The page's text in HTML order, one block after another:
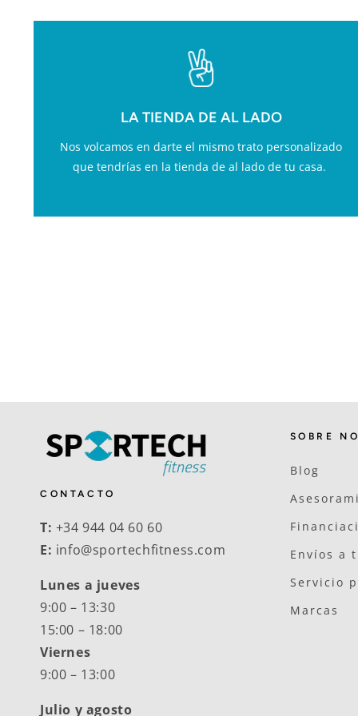
LA TIENDA DE AL LADO
Nos volcamos en darte el mismo trato personalizado
que tendrías en la tienda de al lado de tu casa.
CONTACTO
T: +34 944 04 60 60
E: info@sportechfitness.com
Lunes a jueves
9:00 – 13:30
15:00 – 18:00
Viernes
9:00 – 13:00
Julio y agosto
SOBRE
Blog
Envíos a
Servicio
Marcas